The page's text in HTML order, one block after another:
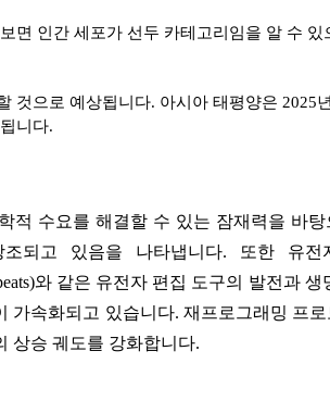
면 인간 세포가 선두 카테고리임을 알 수 있
것으로 예상됩니다. 아시아 태평양은 2025
니다.
적 수요를 해결할 수 있는 잠재력을 바탕
되고 있음을 나타냅니다. 또한 유전
와 같은 유전자 편집 도구의 발전과
가속화되고 있습니다. 재프로그래밍 프
상승 궤도를 강화합니다.